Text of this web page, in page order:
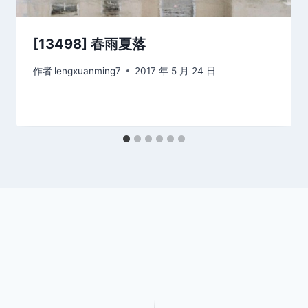
[13498] 春雨夏落
作者 lengxuanming7 2017 年 5 月 24 日